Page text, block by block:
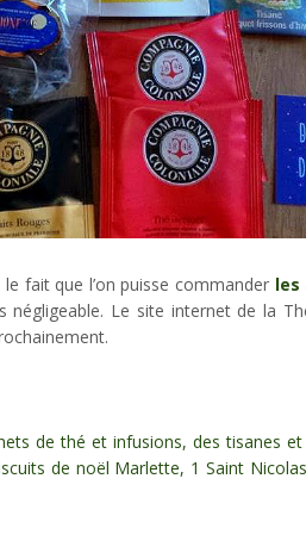
fait que l’on puisse commander les
négligeable. Le site internet de la
de thé et infusions, des tisanes
de noël Marlette, 1 Saint